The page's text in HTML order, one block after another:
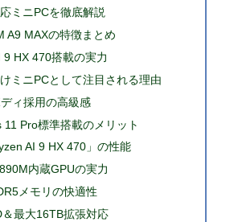
ミニPCを徹底解説
A9 MAXの特徴まとめ
9 HX 470搭載の実力
ミニPCとして注目される理由
ィ採用の高級感
11 Pro標準搭載のメリット
AI 9 HX 470」の性能
内蔵GPUの実力
メモリの快適性
＆最大16TB拡張対応